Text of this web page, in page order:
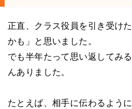
正直、クラス役員を引き受け
かも」と思いました。
でも半年たって思い返してみ
んありました。
たとえば、相手に伝わるよう